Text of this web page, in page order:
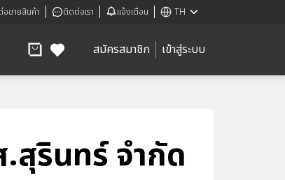
ขายสินค้า ติดต่อเรา แจ้งเตือน TH
สมัครสมาชิก เข้าสู่ระบบ
สุรินทร์ จำกัด